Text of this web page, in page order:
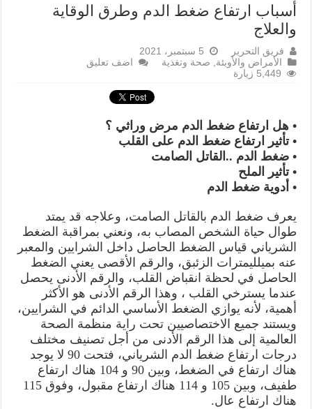
أسباب ارتفاع ضغط الدم وطرق الوقاية
والعلاج
فريق التحرير
5 سبتمبر، 2021
الأمراض والأوبئة, صحة وتغذية
اضف تعليق
5,449 زيارة
• هل ارتفاع ضغط الدم مرض وراثي ؟
• تأثير ارتفاع ضغط الدم على القلب
• ضغط الدم ..القاتل الصامت
• تأثير الملح
• أدوية ضغط الدم
يعرف ضغط الدم بالقاتل الصامت، وعلاجه قد يمتد
طوال حياة الشخص المصاب به، ونعني بمراقبة الضغط
الشرياني قياس الضغط الحاصل داخل الشرايين والمعبر
عنه بميلليمترات الزئبق، والرقم الأقصى يعني الضغط
الحاصل في لحظة انقباض القلب، والرقم الأدنى يحصل
عندما يسترخي القلب ، وهذا الرقم الأدنى هو الأكثر
أهمية، لأنه يوازي الضغط الأساسي الدائم في الشرايين،
ويستند جميع الاختصاصيين تحت راية منظمة الصحة
العالمية إلى هذا الرقم الأدنى من أجل تصنيف مختلف
درجات ارتفاع ضغط الدم الشرياني، فتحت 90 لا يوجد
هناك ارتفاع في الضغط، وبين 90 و 104 هناك ارتفاع
طفيف، وبين 105 و 114 هناك ارتفاع مقبول، وفوق 115
هناك ارتفاع عال.